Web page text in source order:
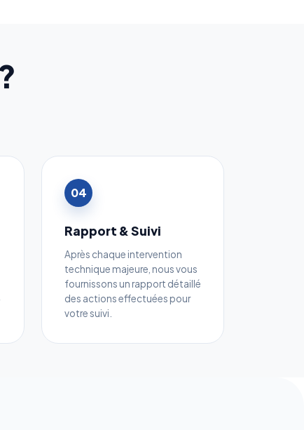
04
Rapport & Suivi
Après chaque intervention
technique majeure, nous vous
fournissons un rapport détaillé
des actions effectuées pour
votre suivi.